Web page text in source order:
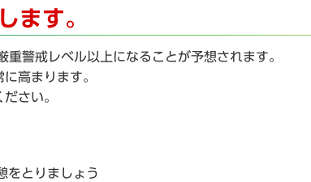
ます。
警戒レベル以上になることが予想されます。
高まります。
さい。
をとりましょう